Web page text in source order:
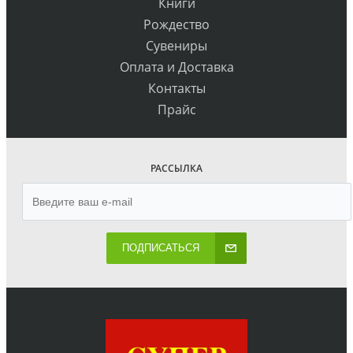
Рождество
Сувениры
Оплата и Доставка
Контакты
Прайс
РАССЫЛКА
ПОДПИСАТЬСЯ